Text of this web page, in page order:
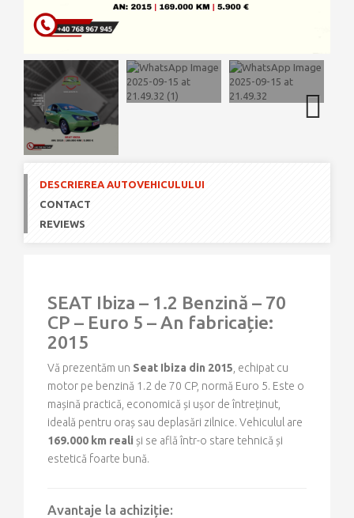
DESCRIEREA AUTOVEHICULULUI
CONTACT
REVIEWS
SEAT Ibiza – 1.2 Benzină – 70
CP – Euro 5 – An fabricație:
2015
Vă prezentăm un Seat Ibiza din 2015 , echipat cu
motor pe benzină 1.2 de 70 CP, normă Euro 5. Este o
mașină practică, economică și ușor de întreținut,
ideală pentru oraș sau deplasări zilnice. Vehiculul are
169.000 km reali și se află într-o stare tehnică și
estetică foarte bună.
Avantaje la achiziție: